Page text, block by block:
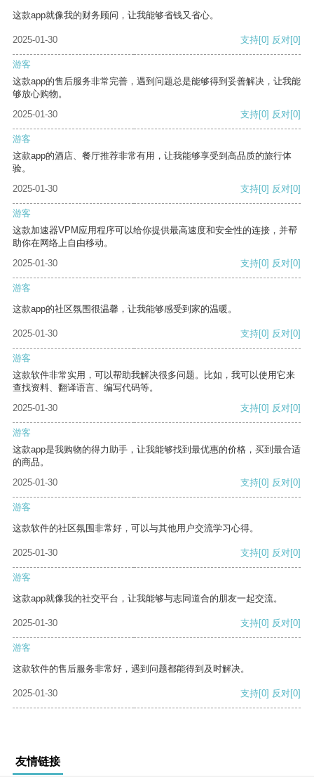
这款app就像我的财务顾问，让我能够省钱又省心。
2025-01-30 支持[0] 反对[0]
游客
这款app的售后服务非常完善，遇到问题总是能够得到妥善解决，让我能
够放心购物。
2025-01-30
支持[0] 反对[0]
游客
这款app的酒店、餐厅推荐非常有用，让我能够享受到高品质的旅行体
验。
2025-01-30
支持[0] 反对[0]
游客
这款加速器VPM应用程序可以给你提供最高速度和安全性的连接，并帮
助你在网络上自由移动。
2025-01-30
支持[0] 反对[0]
游客
这款app的社区氛围很温馨，让我能够感受到家的温暖。
2025-01-30 支持[0] 反对[0]
游客
这款软件非常实用，可以帮助我解决很多问题。比如，我可以使用它来
查找资料、翻译语言、编写代码等。
2025-01-30
支持[0] 反对[0]
游客
这款app是我购物的得力助手，让我能够找到最优惠的价格，买到最合适
的商品。
2025-01-30
支持[0] 反对[0]
游客
这款软件的社区氛围非常好，可以与其他用户交流学习心得。
2025-01-30 支持[0] 反对[0]
游客
这款app就像我的社交平台，让我能够与志同道合的朋友一起交流。
2025-01-30 支持[0] 反对[0]
游客
这款软件的售后服务非常好，遇到问题都能得到及时解决。
2025-01-30 支持[0] 反对[0]
友情链接